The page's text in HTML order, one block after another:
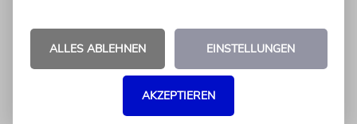
ALLES ABLEHNEN EINSTELLUNGEN
AKZEPTIEREN